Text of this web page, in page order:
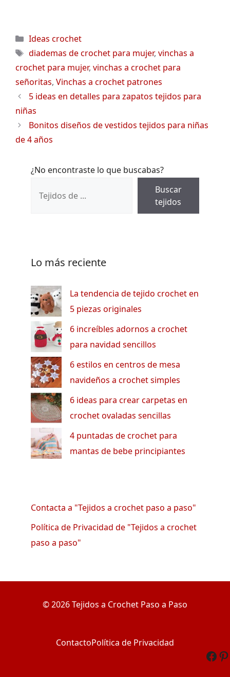
Categorías
Ideas crochet
Etiquetas
diademas de crochet para mujer, vinchas a
crochet para mujer, vinchas a crochet para
señoritas, Vinchas a crochet patrones
5 ideas en detalles para zapatos tejidos para
niñas
Bonitos diseños de vestidos tejidos para niñas
de 4 años
¿No encontraste lo que buscabas?
Buscar
tejidos
Lo más reciente
La tendencia de tejido crochet en
5 piezas originales
6 increíbles adornos a crochet
para navidad sencillos
6 estilos en centros de mesa
navideños a crochet simples
6 ideas para crear carpetas en
crochet ovaladas sencillas
4 puntadas de crochet para
mantas de bebe principiantes
Contacta a "Tejidos a crochet paso a paso"
Política de Privacidad de "Tejidos a crochet
paso a paso"
© 2026 Tejidos a Crochet Paso a Paso
ContactoPolítica de Privacidad